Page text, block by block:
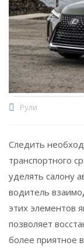
Рули
Следить
транспортного
уделять салону
водитель
этих элементов
позволяет
более приятное